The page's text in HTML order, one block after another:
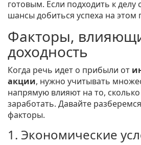
готовым. Если подходить к делу
шансы добиться успеха на этом
Факторы,
доходность
Когда речь идет о прибыли от
акции, нужно учитывать
напрямую влияют на то,
заработать. Давайте
факторы.
1. Экономические